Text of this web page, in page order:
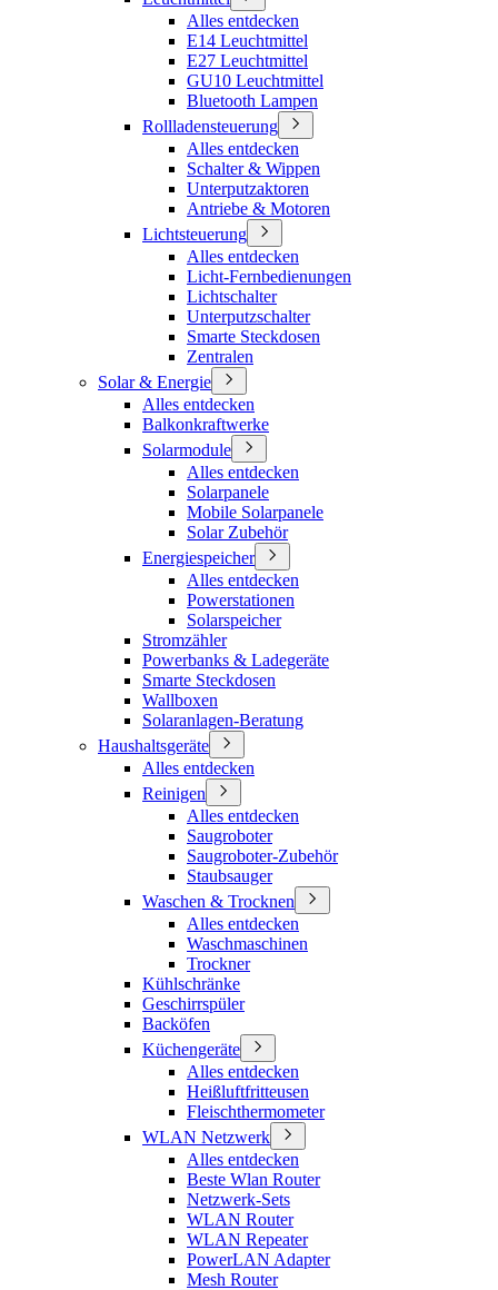
Alles entdecken
E14 Leuchtmittel
E27 Leuchtmittel
GU10 Leuchtmittel
Bluetooth Lampen
Rollladensteuerung
Alles entdecken
Schalter & Wippen
Unterputzaktoren
Antriebe & Motoren
Lichtsteuerung
Alles entdecken
Licht-Fernbedienungen
Lichtschalter
Unterputzschalter
Smarte Steckdosen
Zentralen
Solar & Energie
Alles entdecken
Balkonkraftwerke
Solarmodule
Alles entdecken
Solarpanele
Mobile Solarpanele
Solar Zubehör
Energiespeicher
Alles entdecken
Powerstationen
Solarspeicher
Stromzähler
Powerbanks & Ladegeräte
Smarte Steckdosen
Wallboxen
Solaranlagen-Beratung
Haushaltsgeräte
Alles entdecken
Reinigen
Alles entdecken
Saugroboter
Saugroboter-Zubehör
Staubsauger
Waschen & Trocknen
Alles entdecken
Waschmaschinen
Trockner
Kühlschränke
Geschirrspüler
Backöfen
Küchengeräte
Alles entdecken
Heißluftfritteusen
Fleischthermometer
WLAN Netzwerk
Alles entdecken
Beste Wlan Router
Netzwerk-Sets
WLAN Router
WLAN Repeater
PowerLAN Adapter
Mesh Router